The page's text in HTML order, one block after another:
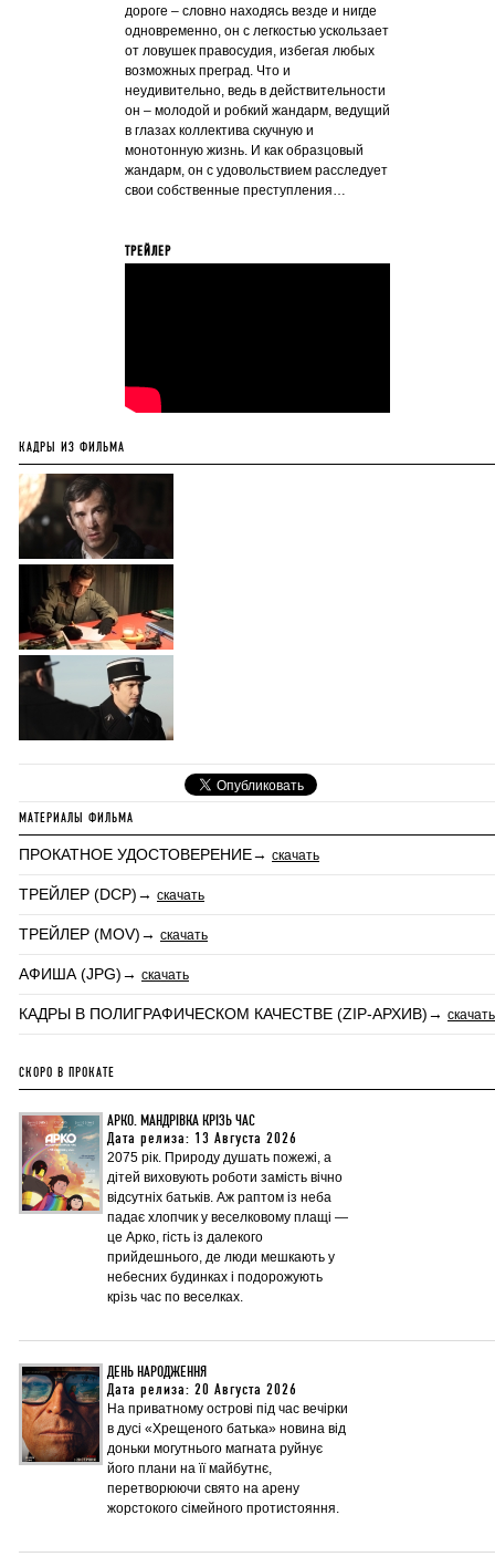
дороге – словно находясь везде и нигде
одновременно, он с легкостью ускользает
от ловушек правосудия, избегая любых
возможных преград. Что и
неудивительно, ведь в действительности
он – молодой и робкий жандарм, ведущий
в глазах коллектива скучную и
монотонную жизнь. И как образцовый
жандарм, он с удовольствием расследует
свои собственные преступления…
ТРЕЙЛЕР
КАДРЫ ИЗ ФИЛЬМА
МАТЕРИАЛЫ ФИЛЬМА
ПРОКАТНОЕ УДОСТОВЕРЕНИЕ→ скачать
ТРЕЙЛЕР (DCP)→ скачать
ТРЕЙЛЕР (MOV)→ скачать
АФИША (JPG)→ скачать
КАДРЫ В ПОЛИГРАФИЧЕСКОМ КАЧЕСТВЕ (ZIP-АРХИВ)→ скачать
СКОРО В ПРОКАТЕ
АРКО. МАНДРІВКА КРІЗЬ ЧАС
Дата релиза: 13 Августа 2026
2075 рік. Природу душать пожежі, а
дітей виховують роботи замість вічно
відсутніх батьків. Аж раптом із неба
падає хлопчик у веселковому плащі —
це Арко, гість із далекого
прийдешнього, де люди мешкають у
небесних будинках і подорожують
крізь час по веселках.
ДЕНЬ НАРОДЖЕННЯ
Дата релиза: 20 Августа 2026
На приватному острові під час вечірки
в дусі «Хрещеного батька» новина від
доньки могутнього магната руйнує
його плани на її майбутнє,
перетворюючи свято на арену
жорстокого сімейного протистояння.